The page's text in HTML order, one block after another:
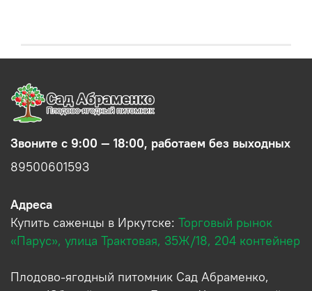
Звоните с 9:00 — 18:00, работаем без выходных
89500601593
Адреса
Купить саженцы в Иркутске: Торговый рынок
«Парус», улица Трактовая, 35Ж/18, 204 контейнер
Плодово-ягодный питомник Сад Абраменко,